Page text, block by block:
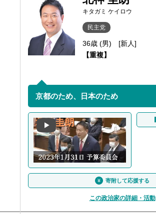
キタガミ ケイロウ
民主党
36歳 (男)
[新人]
【重複】
京都のため、日本のため
寄附して応援する
この政治家の詳細・活動